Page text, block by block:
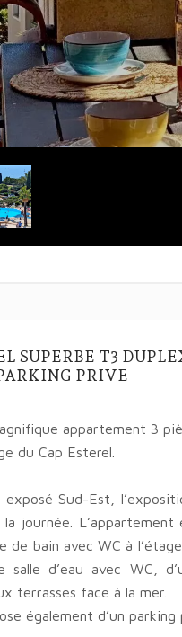
SUPERBE T3
PRIVE
appartement 3
du Cap Esterel.
exposé Sud-Est,
journée. L’appartement
de bain avec WC à
salle d’eau avec WC,
terrasses face à la mer.
également d’un parking